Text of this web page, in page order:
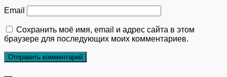
Email
Сохранить моё имя, email и адрес сайта в этом
браузере для последующих моих комментариев.